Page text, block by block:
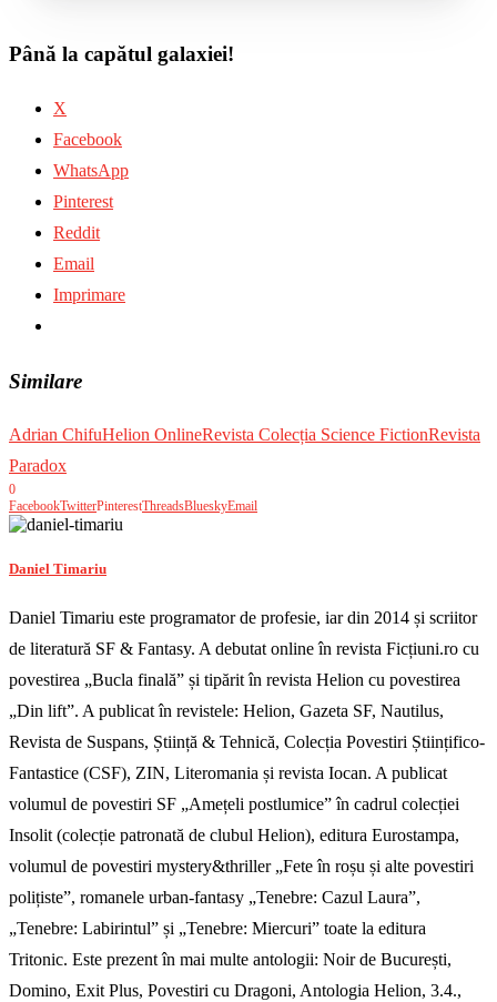
Până la capătul galaxiei!
X
Facebook
WhatsApp
Pinterest
Reddit
Email
Imprimare
Similare
Adrian ChifuHelion OnlineRevista Colecția Science FictionRevista
Paradox
0
FacebookTwitterPinterestThreadsBlueskyEmail
Daniel Timariu
Daniel Timariu este programator de profesie, iar din 2014 și scriitor
de literatură SF & Fantasy. A debutat online în revista Ficțiuni.ro cu
povestirea „Bucla finală” și tipărit în revista Helion cu povestirea
„Din lift”. A publicat în revistele: Helion, Gazeta SF, Nautilus,
Revista de Suspans, Știință & Tehnică, Colecția Povestiri Științifico-
Fantastice (CSF), ZIN, Literomania și revista Iocan. A publicat
volumul de povestiri SF „Amețeli postlumice” în cadrul colecției
Insolit (colecție patronată de clubul Helion), editura Eurostampa,
volumul de povestiri mystery&thriller „Fete în roșu și alte povestiri
polițiste”, romanele urban-fantasy „Tenebre: Cazul Laura”,
„Tenebre: Labirintul” și „Tenebre: Miercuri” toate la editura
Tritonic. Este prezent în mai multe antologii: Noir de București,
Domino, Exit Plus, Povestiri cu Dragoni, Antologia Helion, 3.4.,